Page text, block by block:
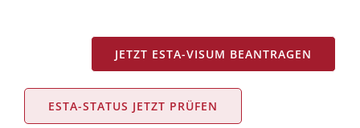
JETZT ESTA-VISUM BEANTRAGEN
ESTA-STATUS JETZT PRÜFEN